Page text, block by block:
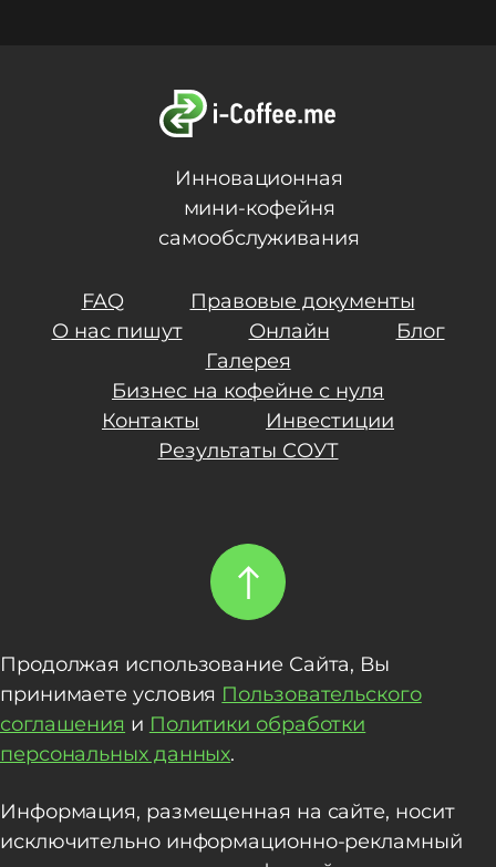
Инновационная
мини-кофейня
самообслуживания
FAQ
Правовые документы
О нас пишут
Онлайн
Блог
Галерея
Бизнес на кофейне с нуля
Контакты
Инвестиции
Результаты СОУТ
Продолжая использование Сайта, Вы
принимаете условия Пользовательского
соглашения и Политики обработки
персональных данных.
Информация, размещенная на сайте, носит
исключительно информационно-рекламный